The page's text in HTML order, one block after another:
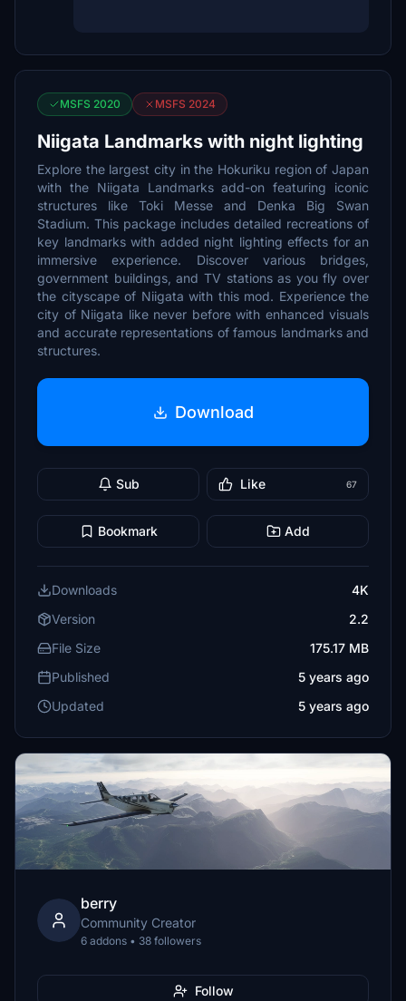
MSFS 2020 MSFS 2024
Niigata Landmarks with night lighting
Explore the largest city in the Hokuriku region of Japan
with the Niigata Landmarks add-on featuring iconic
structures like Toki Messe and Denka Big Swan
Stadium. This package includes detailed recreations of
key landmarks with added night lighting effects for an
immersive experience. Discover various bridges,
government buildings, and TV stations as you fly over
the cityscape of Niigata with this mod. Experience the
city of Niigata like never before with enhanced visuals
and accurate representations of famous landmarks and
structures.
Download
Sub Like 67
Bookmark Add
Downloads
4K
Version
2.2
File Size
175.17 MB
Published
5 years ago
Updated
5 years ago
berry
Community Creator
6 addons • 38 followers
Follow